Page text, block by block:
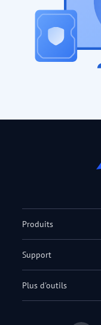
Produits
Support
Plus d'outils